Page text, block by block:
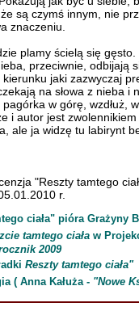
są czymś innym, nie
znaczeniu.
plamy ścielą się
przeciwnie, odbijają
jaki zazwyczaj
na słowa z nieba i
w górę, wzdłuż,
i autor jest
ale ja widzę tu labirynt
"Reszty tamtego
r.
ciała" pióra Grażyny
tamtego ciała w
2009
Reszty tamtego ciała"
( Anna Kałuża - "Nowe